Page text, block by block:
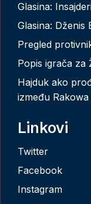
Glasina:
Glasina:
Pregled
Popis igrača za
Hajduk ako
između
Linkovi
Twitter
Facebook
Instagram